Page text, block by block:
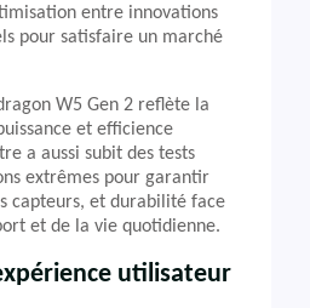
entre innovations
pour satisfaire un marché
W5 Gen 2 reflète la
et efficience
a aussi subit des tests
extrêmes pour garantir
capteurs, et durabilité face
et de la vie quotidienne.
utilisateur